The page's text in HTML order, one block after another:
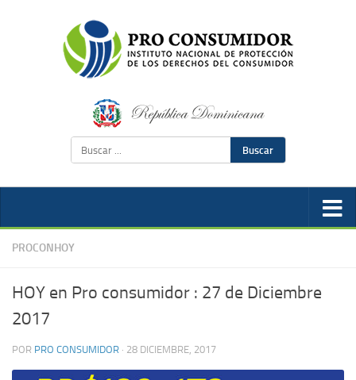
Buscar
PROCONHOY
HOY en Pro consumidor : 27 de Diciembre
2017
POR PRO CONSUMIDOR · 28 DICIEMBRE, 2017